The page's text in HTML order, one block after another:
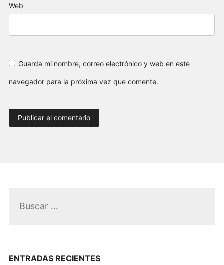
Web
Guarda mi nombre, correo electrónico y web en este
navegador para la próxima vez que comente.
ENTRADAS RECIENTES